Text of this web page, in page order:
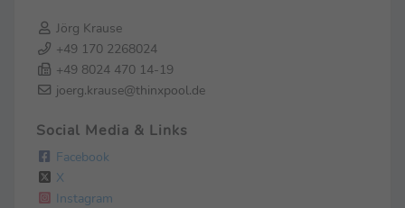
Jörg Krause
+49 170 2268024
+49 8024 470 14-19
joerg.krause@thinxpool.de
Social Media & Links
Facebook
X
Instagram